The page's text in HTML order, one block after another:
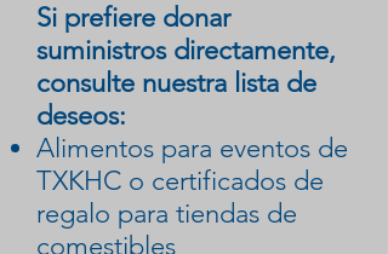
Si prefiere donar
suministros directamente,
consulte nuestra lista de
deseos:
Alimentos para eventos de
TXKHC o certificados de
regalo para tiendas de
comestibles